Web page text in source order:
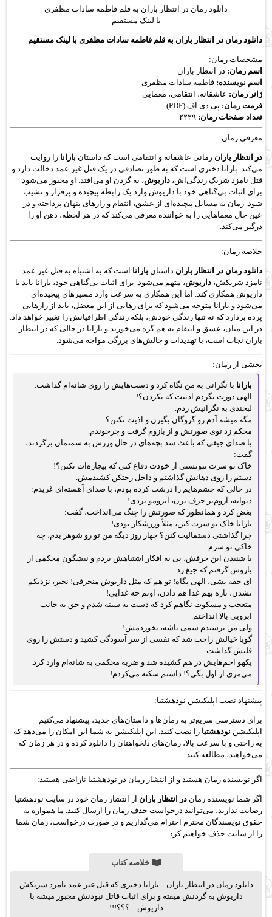
دانلود رمان در انتظار باران به قلم فاطمه سادات مظفری
با لینک مستقیم
دانلود رمان در انتظار باران به قلم فاطمه سادات مظفری با لینک مستقیم
مشخصات رمان:
اسم رمان: در انتظار باران
اسم نویسنده: فاطمه سادات مظفری
ژانر رمان: عاشقانه، انتقامی، معمایی
فرمت رمان: پی دی اف (PDF)
تعداد صفحات رمان:
معرفی رمان:
در انتظار باران رمانی عاشقانه و انتقامی است که داستان بارانا را روایت
می‌کند. بارانا دختری است که به طور تصادفی در یک قتل غیر عمد دخالت دارد و
قتل نامزد شریک زندگی‌اش، داریوش، به گردن او می‌افتد. او مجبور می‌شود
برای اثبات بی‌گناهی خود با داریوش وارد یک رابطه پیچیده و پرفراز و نشیب
شود. رمان به مسایل پیچیده‌ای از عشق، انتقام و رازهای پنهان پرداخته و در
عین حال معماهایی را به خواننده معرفی می‌کند که در هر لحظه، ذهن او را
درگیر می‌کند.
خلاصه رمان:
دانلود رمان در انتظار باران داستان بارانا است که به اشتباه به قتل غیر عمد
نامزد شریکش، داریوش، متهم می‌شود. برای اثبات بی‌گناهی خود، بارانا باید با
داریوش همکاری کند. اما این همکاری به سرعت وارد مسیرهای پیچیده‌ای
می‌شود و بارانا متوجه می‌شود که برای رهایی از این معضل، باید از رازهایی
پرده بردارد که نه تنها زندگی خودش، بلکه زندگی اطرافیانش را تغییر خواهد داد.
در این میان، عشق و انتقام به هم گره می‌خورند و بارانا در حالی که در انتظار
باران نجات است، با تهدیدات و چالش‌های بزرگی مواجه می‌شود.
بخشی از رمان:
بارانا با نگرانی به من نگاه کرد و دست‌هایش را روی شانه‌ام گذاشت.
الهی دورت بگردم اذیتت که نکردن؟!
لبخندی به نگرانیش زدم.
مگه میشه آدم رو گروگان بگیرن و اذیت نکنن؟
محکم زد توی صورتش و از بازوم گرفت و چرخوندم.
با صدای جیغی که باعث شد بچه‌های در حال ورزش به سمتمان برگردند،
گفت:
خاک تو سرت نتونستی از خودت دفاع کنی که بیچاره‌ات نکنن؟!
دستم را روی دهانش گذاشتم و داخل رختکن کشیدمش.
در حالی که چشم‌هایم را درشت کرده بودم، با صدای آهسته‌ای غریدم:
دیوانه، آروم‌تر حرف بزن، آبرومو بردی!
بغض کرد و همانطور که صورتش را چنگ می‌انداخت، گفت:
بارانا خاک تو سرت کنن، مثلاً ورزشکار بودی!
چرا گذاشتی دستمالیت کنن؟ چهار روز دیگه من تو رو شوهر بدم، چه
خاکی تو سرم…
با شنیدن این حرفش، پی به افکار اشتباهش بردم و نیشگون محکمی از
بازوش گرفتم که جیغ زد.
ای خفه بشی، الهی پگاه! تو هم که مثل داریوش منحرفی! نخیر، نزدیکم
نشدن، تازه بهم غذا هم دادن، اونم چه غذایی!
متعجب و مسکوت نگاهم کرد که دست به سینه شدم و حق به جانب
ابرویی بالا انداختم.
ولی من ترسیدم سمی باشه، نخوردمش!
گویا خیالش راحت شد که نفسی از سر آسودگی کشید و دستش را روی
قلبش گذاشت.
یکهو اخم‌هایش در هم کشیده شد و ضربه محکمی به شانه‌ام وارد کرد.
می‌مری از اول بگی؟! داشتم سکته می‌کردم!
پیشنهاد نصب اپلیکیشن نودهشتیا:
برای دسترسی سریع‌تر به رمان‌ها و داستان‌های جدید، پیشنهاد می‌کنیم
اپلیکیشن نودهشتیا را نصب کنید. این اپلیکیشن به شما این امکان را می‌دهد که
به راحتی و با سرعت بالا، رمان‌های دلخواهتان را دانلود کرده و در هر زمان که
می‌خواهید، مطالعه کنید.
اگر نویسنده رمان هستید و از انتشار رمان در نودهشتیا ناراضی هستید:
اگر شما نویسنده رمان در انتظار باران از انتشار رمان خود در سایت نودهشتیا
رضایت ندارید، می‌توانید درخواست حذف رمان را ارسال کنید. ما همواره به
حقوق نویسندگان محترم احترام می‌گذاریم و در صورت درخواست، رمان شما
را از سایت حذف خواهیم کرد.
خلاصه کتاب
دانلود رمان در انتظار باران... بارانا دختری که قتل غیر عمد نامزد شریکش
داریوش به گردنش میفته و برای اثبات قاتل نبودنش مجبور میشه با
داریوش…؟؟؟!!!